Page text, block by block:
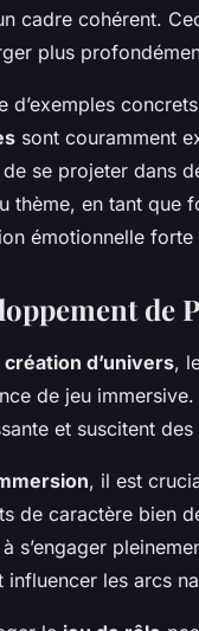
cadre cohérent.
plus
d’exemples
sont couramment
se projeter dans
thème, en tant que
émotionnelle
de
création d’univers,
de jeu
et suscitent
, il est
de caractère bien
s’engager
influencer les arcs